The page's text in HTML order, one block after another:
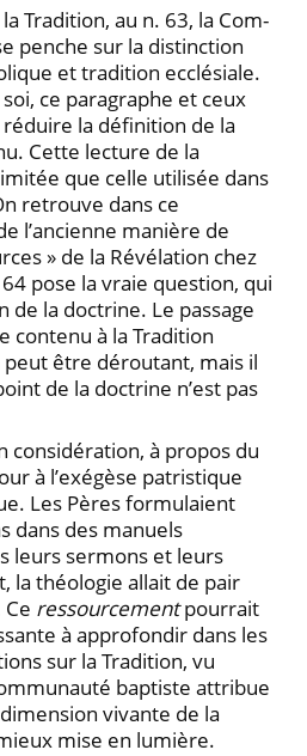
Tradition, au n. 63, la Com­
penche sur la distinction
et tradition ecclésiale.
ce paragraphe et ceux
la définition de la
Cette lecture de la
que celle utilisée dans
re­trouve dans ce
l’ancienne ma­nière de
» de la Révélation chez
pose la vraie question, qui
de la doctrine. Le passage
contenu à la Tradition
être déroutant, mais il
de la doctrine n’est pas
considération, à propos du
à l’exégèse patristique
Les Pères formulaient
dans des manuels
leurs sermons et leurs
la théolo­gie allait de pair
ressourcementpourrait
à approfondir dans les
sur la Tradition, vu
baptiste attribue
vivante de la
mise en lumière.